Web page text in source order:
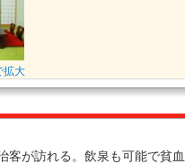
拡大
が訪れる。飲泉も可能で貧血